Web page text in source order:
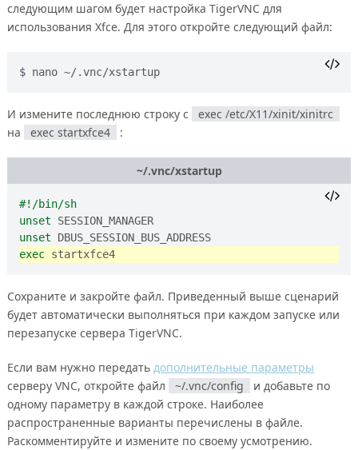
следующим шагом будет настройка TigerVNC для
использования Xfce. Для этого откройте следующий файл:
nano ~/.vnc/xstartup
И измените последнюю строку с
exec /etc/X11/xinit/xinitrc
на
exec startxfce4 :
~/.vnc/xstartup
#!/bin/sh
unset
SESSION_MANAGER
unset
DBUS_SESSION_BUS_ADDRESS
exec startxfce4
Сохраните и закройте файл. Приведенный выше сценарий
будет автоматически выполняться при каждом запуске или
перезапуске сервера TigerVNC.
Если вам нужно передать дополнительные параметры
серверу VNC, откройте файл
~/.vnc/config
и добавьте по
одному параметру в каждой строке. Наиболее
распространенные варианты перечислены в файле.
Раскомментируйте и измените по своему усмотрению.